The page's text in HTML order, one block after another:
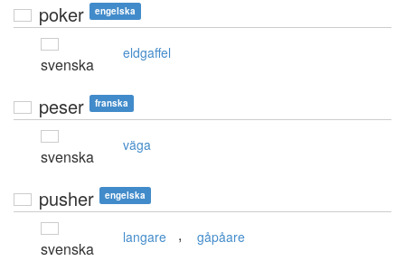
poker engelska
svenska
eldgaffel
peser franska
svenska
väga
pusher engelska
svenska
langare , gåpåare